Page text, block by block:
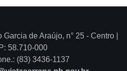
de Araújo, n° 25 - Centro |
58.710-000
(83) 3436-1137